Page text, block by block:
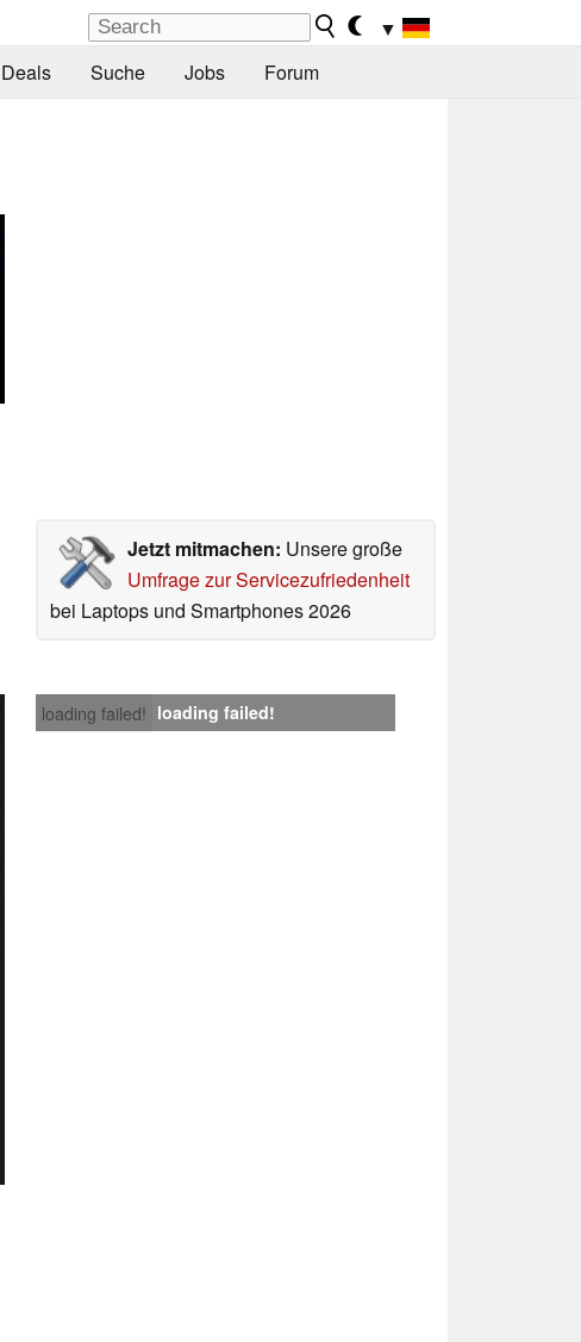
▼
Deals Suche Jobs Forum
Jetzt mitmachen: Unsere große
Umfrage zur Servicezufriedenheit
bei Laptops und Smartphones 2026
loading failed! loading failed!